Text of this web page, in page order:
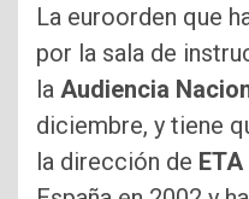
La euroorden que
por la sala de
la Audiencia
diciembre, y tiene
la dirección de ETA